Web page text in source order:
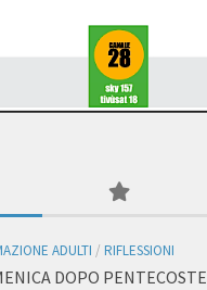
ADULTI / RIFLESSIONI
DOPO PENTECOSTE